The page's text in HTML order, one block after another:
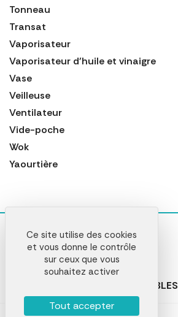
Tonneau
Transat
Vaporisateur
Vaporisateur d'huile et vinaigre
Vase
Veilleuse
Ventilateur
Vide-poche
Wok
Yaourtière
NOS PRODUITS PERSONNALISABLES
Ce site utilise des cookies
et vous donne le contrôle
sur ceux que vous
souhaitez activer
Tout accepter